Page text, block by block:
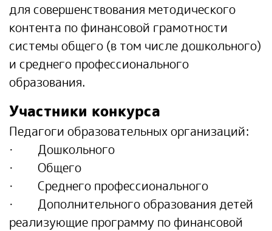
для совершенствования методического
контента по финансовой грамотности
системы общего (в том числе дошкольного)
и среднего профессионального
образования.
Участники конкурса
Педагоги образовательных организаций:
· Дошкольного
· Общего
· Среднего профессионального
· Дополнительного образования детей
реализующие программу по финансовой